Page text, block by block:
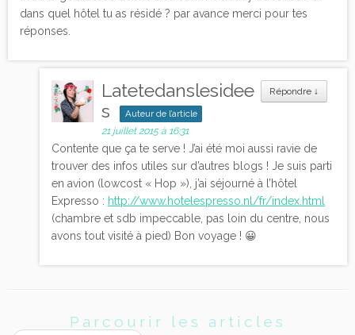
dans quel hôtel tu as résidé ? par avance merci pour tes
réponses.
Répondre ↓
Latetedanslesidee
s
Auteur de l’article
21 juillet 2015 à 16:31
Contente que ça te serve ! J’ai été moi aussi ravie de
trouver des infos utiles sur d’autres blogs ! Je suis parti
en avion (lowcost « Hop »), j’ai séjourné à l’hôtel
Expresso : http://www.hotelespresso.nl/fr/index.html
(chambre et sdb impeccable, pas loin du centre, nous
avons tout visité à pied) Bon voyage ! 😀
Parcourir les articles